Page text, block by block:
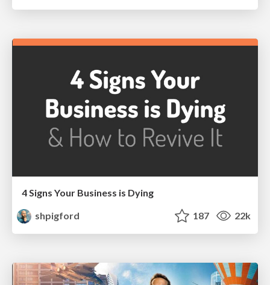
4 Signs Your Business is Dying
shpigford
187 22k